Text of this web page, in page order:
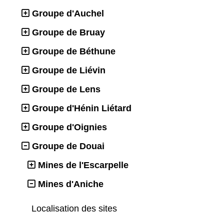
Groupe d'Auchel
Groupe de Bruay
Groupe de Béthune
Groupe de Liévin
Groupe de Lens
Groupe d'Hénin Liétard
Groupe d'Oignies
Groupe de Douai
Mines de l'Escarpelle
Mines d'Aniche
Localisation des sites